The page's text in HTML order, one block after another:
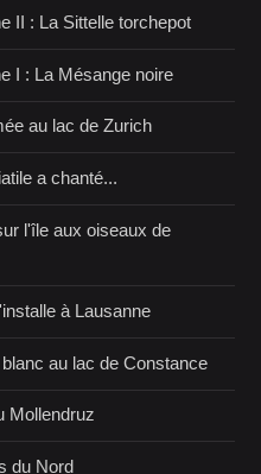
II : La Sittelle torchepot
I : La Mésange noire
au lac de Zurich
a chanté...
l'île aux oiseaux de
à Lausanne
au lac de Constance
Mollendruz
du Nord